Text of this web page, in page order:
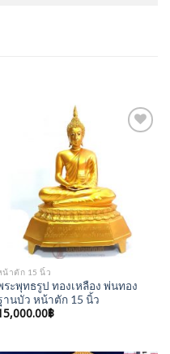
น้าตัก 15 นิ้ว
ระพุทธรูป ทองเหลือง พ่นทอง
านบัว หน้าตัก 15 นิ้ว
฿